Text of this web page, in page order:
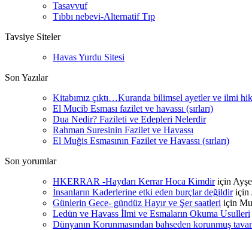
Tasavvuf
Tıbbı nebevi-Alternatif Tıp
Tavsiye Siteler
Havas Yurdu Sitesi
Son Yazılar
Kitabımız çıktı…Kuranda bilimsel ayetler ve ilmi
El Mucib Esması fazilet ve havassı (sırları)
Dua Nedir? Fazileti ve Edepleri Nelerdir
Rahman Suresinin Fazilet ve Havassı
El Muğis Esmasının Fazilet ve Havassı (sırları)
Son yorumlar
HKERRAR -Haydarı Kerrar Hoca Kimdiriçin Ayşe
İnsanların Kaderlerine etki eden burçlar değildiriçin
Günlerin Gece- gündüz Hayır ve Şer saatleri için
Ledün ve Havass İlmi ve Esmaların Okuma Usulleri
Dünyanın Korunmasından bahseden korunmuş